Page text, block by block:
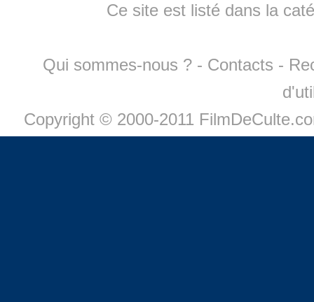
Ce site est listé dans la
Qui sommes-nous ? - Contacts -
Copyright © 2000-2011